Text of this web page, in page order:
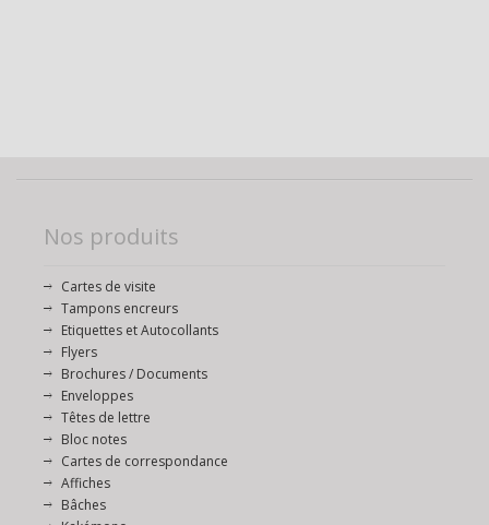
Nos produits
Cartes de visite
Tampons encreurs
Etiquettes et Autocollants
Flyers
Brochures / Documents
Enveloppes
Têtes de lettre
Bloc notes
Cartes de correspondance
Affiches
Bâches